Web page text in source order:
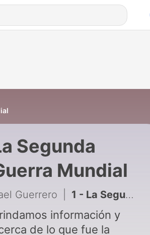
Segunda
Mundial
Guerrero 1 - La Segunda Guerra Mundial
información y
de lo que fue la